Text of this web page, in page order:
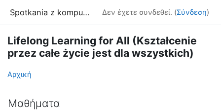
Spotkania z komputerem Δεν έχετε συνδεθεί. (Σύνδεση)
Lifelong Learning for All (Kształcenie
przez całe życie jest dla wszystkich)
Αρχική
Μαθήματα